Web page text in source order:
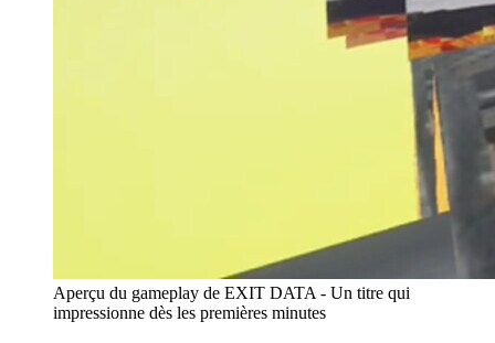
Aperçu du gameplay de EXIT DATA - Un titre qui
impressionne dès les premières minutes